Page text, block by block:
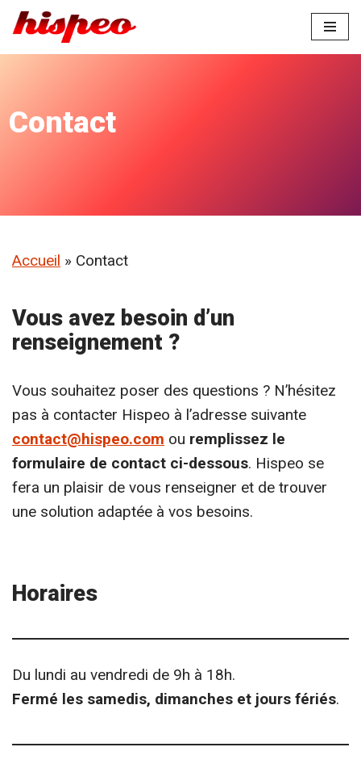
Contact
Accueil » Contact
Vous avez besoin d’un
renseignement ?
Vous souhaitez poser des questions ? N’hésitez
pas à contacter Hispeo à l’adresse suivante
contact@hispeo.com ou remplissez le
formulaire de contact ci-dessous. Hispeo se
fera un plaisir de vous renseigner et de trouver
une solution adaptée à vos besoins.
Horaires
Du lundi au vendredi de 9h à 18h.
Fermé les samedis, dimanches et jours fériés.